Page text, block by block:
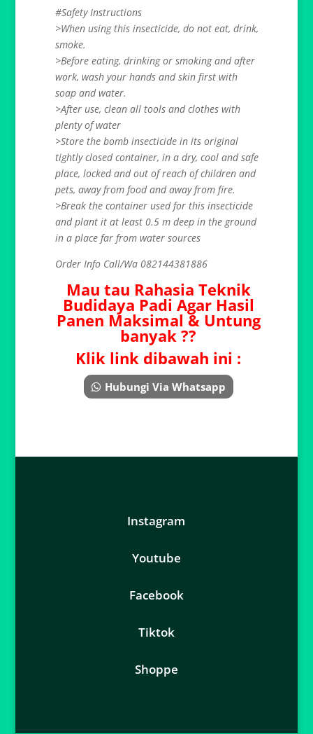
#Safety Instructions
>When using this insecticide, do not eat, drink,
smoke.
>Before eating, drinking or smoking and after
work, wash your hands and skin first with
soap and water.
>After use, clean all tools and clothes with
plenty of water
>Store the bomb insecticide in its original
tightly closed container, in a dry, cool and safe
place, locked and out of reach of children and
pets, away from food and away from fire.
>Break the container used for this insecticide
and plant it at least 0.5 m deep in the ground
in a place far from water sources
Order Info Call/Wa 082144381886
Mau tau Rahasia Teknik
Budidaya Padi Agar Hasil
Panen Maksimal & Untung
banyak ??
Klik link dibawah ini :
Hubungi Via Whatsapp
Instagram
Youtube
Facebook
Tiktok
Shoppe